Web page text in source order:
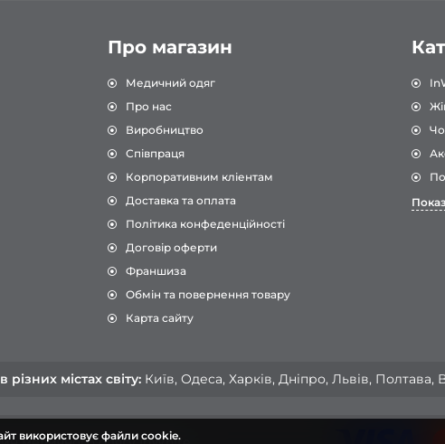
Про магазин
Медичний одяг
Про нас
Виробництво
Співпраця
Корпоративним кліентам
Доставка та оплата
Політика конфеденційності
Договір оферти
Франшиза
Обмін та повернення товару
Карта сайту
містах світу:Київ, Одеса, Харків, Дніпро, Львів, Полтава,
використовує файли cookie.